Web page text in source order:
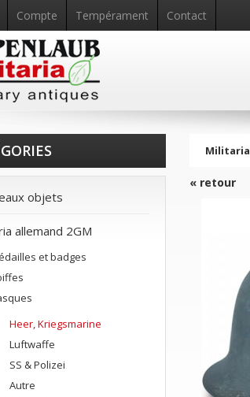
Compte Tempérament Contact
Militaria
« retour
objets
allemand 2GM
et badges
Heer, Kriegsmarine
Luftwaffe
SS & Polizei
Autre